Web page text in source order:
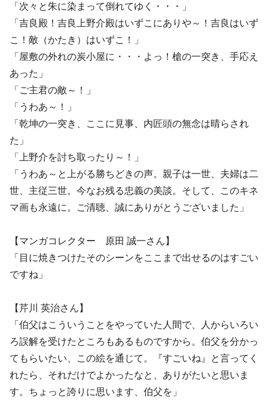
「次々と朱に染まって倒れてゆく・・・」
「吉良殿！吉良上野介殿はいずこにありや～！吉良はいず
こ！敵（かたき）はいずこ！」
「屋敷の外れの炭小屋に・・・よっ！槍の一突き、手応え
あった」
「ご主君の敵～！」
「うわあ～！」
「乾坤の一突き、ここに見事、内匠頭の無念は晴らされ
た」
「上野介を討ち取ったり～！」
「うわあ～と上がる勝ちどきの声。親子は一世、夫婦は二
世、主従三世。今なお残る忠義の美談。そして、このキネ
マ画も永遠に。ご清聴、誠にありがとうございました」
【マンガコレクター 原田 誠一さん】
「目に焼きつけたそのシーンをここまで出せるのはすごい
ですね」
【芹川 英治さん】
「伯父はこういうことをやっていた人間で、人からいろい
ろ誤解を受けたところもあるものですから。伯父を分かっ
てもらいたい、この絵を通じて。『すごいね』と言ってく
れたら、それだけでよかったなと、ありがたいと思いま
す。ちょっと誇りに思います、伯父を」